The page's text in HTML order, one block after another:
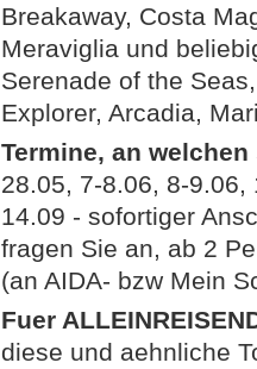
Breakaway, Costa
Meraviglia und
Serenade of the
Explorer, Arcadia,
Termine, an
28.05, 7-8.06, 8-
14.09 - sofortiger
fragen Sie an, ab 2
(an AIDA- bzw Mein
Fuer
diese und aehnliche